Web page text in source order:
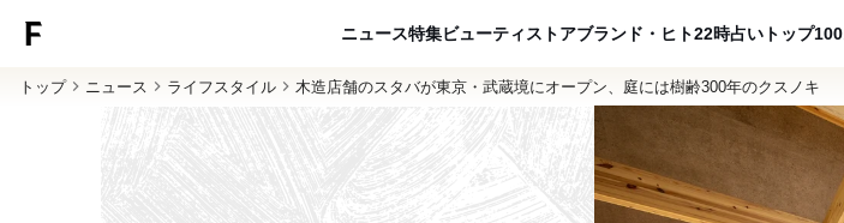
ニュース特集ビューティ ストアブランド・ヒト22時占い トップ100
トップ ニュース ライフスタイル 木造店舗のスタバが東京・武蔵境にオープン、庭には樹齢300年のクスノキ